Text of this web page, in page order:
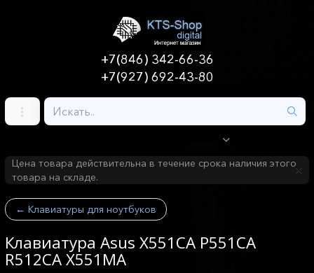
+7(846) 342-66-36
+7(927) 692-43-80
Цена товара действительна в течение срока наличия этого
товара на складе.
← Клавиатуры для ноутбуков
Клавиатура Asus X551CA P551CA
R512CA X551MA